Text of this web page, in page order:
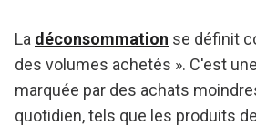
La déconsommation se définit
des volumes achetés ». C'est
marquée par des achats
quotidien, tels que les produits